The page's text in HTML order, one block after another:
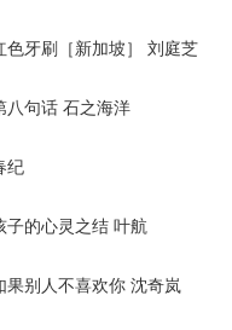
色牙刷［新加坡］ 刘庭芝
八句话 石之海洋
纪
子的心灵之结 叶航
果别人不喜欢你 沈奇岚